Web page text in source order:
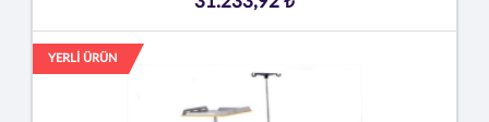
YERLİ ÜRÜN